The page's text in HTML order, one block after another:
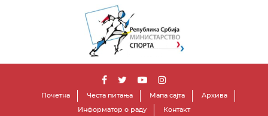
Почетна Честа питања Мапа сајта
Архива
Информатор о раду
Контакт